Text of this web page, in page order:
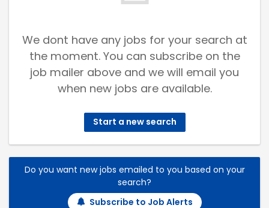
We dont have any jobs for your search at
the moment. You can subscribe on the
job mailer above and we will email you
when new jobs are available.
Start a new search
Do you want new jobs emailed to you based on your
search?
Subscribe to Job Alerts